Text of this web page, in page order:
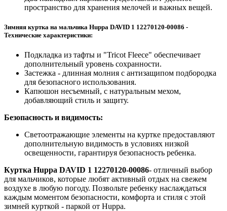
пространство для хранения мелочей и важных вещей.
Зимняя куртка на мальчика Huppa DAVID 1 12270120-00086 -
Технические характеристики:
Подкладка из тафты и "Tricot Fleece" обеспечивает
дополнительный уровень сохранности.
Застежка - длинная молния с антизащипом подбородка
для безопасного использования.
Капюшон несъемный, с натуральным мехом,
добавляющий стиль и защиту.
Безопасность и видимость:
Светоотражающие элементы на куртке предоставляют
дополнительную видимость в условиях низкой
освещенности, гарантируя безопасность ребенка.
Куртка Huppa DAVID 1 12270120-00086- отличный выбор
для мальчиков, которые любят активный отдых на свежем
воздухе в любую погоду. Позвольте ребенку наслаждаться
каждым моментом безопасности, комфорта и стиля с этой
зимней курткой - паркой от Huppa.